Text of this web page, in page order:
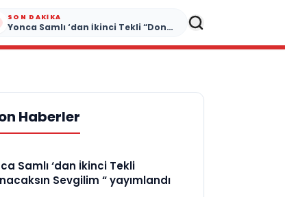
SON DAKIKA
Yonca Samlı ‘dan İkinci Tekli “Donacaksın Sevgilim “ yayımlandı
Haberler
Samlı ‘dan İkinci Tekli
Sevgilim “ yayımlandı